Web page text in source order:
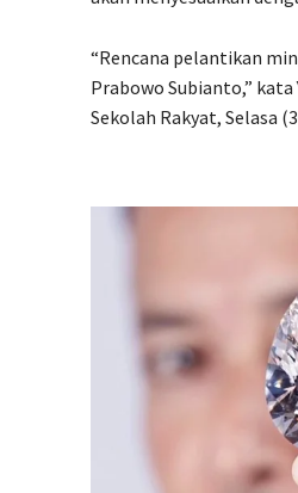
“Rencana pelantikan
Prabowo Subianto,”
Sekolah Rakyat, Selasa